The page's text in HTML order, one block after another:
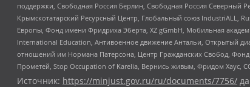
поддержки, Свободная Россия Берлин, Свободная Россия Северный
Крымскотатарский Ресурсный Центр, Глобальный союз IndustriALL,
Европы, Фонд имени Фридриха Эберта, XZ gGmbH, Мобильная
International Education, Антивоенное движение Антальи, Открытый
отношений им Нормана Патерсона, Центр Гражданских Свобод,
Прометей, Stop Occupation of Karelia, Вернись живым, Фридом Хаус,
Источник: https://minjust.gov.ru/ru/documents/7756/